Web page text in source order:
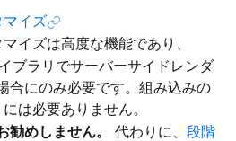
イズ
イズは高度な機能であり、
ブラリでサーバーサイドレンダ
合にのみ必要です。組み込みの
は必要ありません。
めしません。
代わりに、 段階